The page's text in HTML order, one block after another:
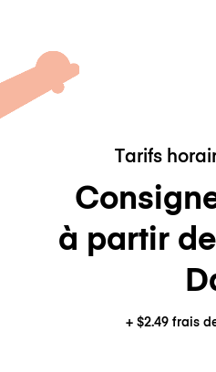
Tarifs
à partir de
+ $2.49 frais